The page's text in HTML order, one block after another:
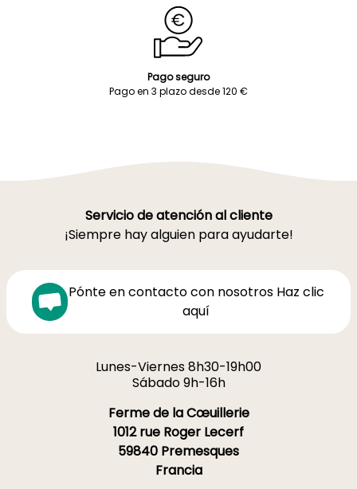
Pago seguro
Pago en 3 plazo desde 120 €
Servicio de atención al cliente
¡Siempre hay alguien para ayudarte!
Pónte en contacto con nosotros Haz clic
aquí
Lunes-Viernes 8h30-19h00
Sábado 9h-16h
Ferme de la Cœuillerie
1012 rue Roger Lecerf
59840 Premesques
Francia